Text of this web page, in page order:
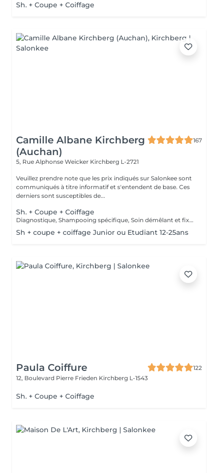
Sh. + Coupe + Coiffage
Camille Albane Kirchberg
(Auchan)
167
5, Rue Alphonse Weicker Kirchberg L-2721
Veuillez prendre note que les prix indiqués sur Salonkee sont
communiqués à titre informatif et s'entendent de base. Ces
derniers sont susceptibles de...
Sh. + Coupe + Coiffage
Diagnostique, Shampooing spécifique, Soin démêlant et fixation inclus. Veuillez prendre note que les prix indiqués sur Salonkee sont communiqués à titre informatif et s'entendent de base. Ces derniers sont susceptibles de varier selon le diagnostic réalisé à votre arrivée au salon et l'expertise du professionnel à qui vous confiez votre beauté. Dans tous les cas, un devis précis vous sera proposé et toutes réalisations de prestations seront effectuées avec votre accord.
Sh + coupe + coiffage Junior ou Etudiant 12-25ans
Paula Coiffure
122
12, Boulevard Pierre Frieden Kirchberg L-1543
Sh. + Coupe + Coiffage